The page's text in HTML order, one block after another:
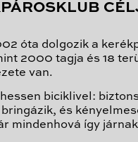
óta dolgozik a
2000 tagja és 18
van.
biciklivel:
és
mindenhová így